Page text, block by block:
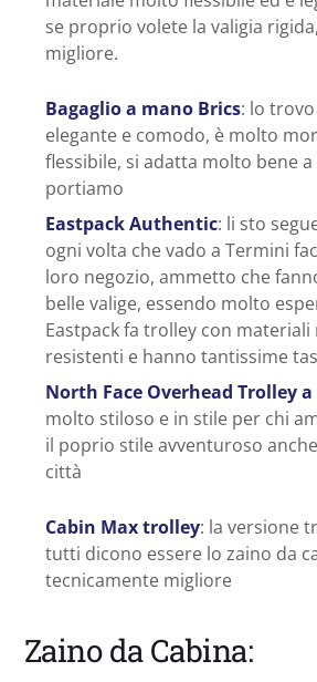
se proprio volete la valigia
migliore.
Bagaglio a mano Brics: lo
elegante e comodo, è molto
flessibile, si adatta molto bene
portiamo
Eastpack Authentic: li sto
ogni volta che vado a Termini
loro negozio, ammetto che
belle valige, essendo molto
Eastpack fa trolley con
resistenti e hanno tantissime
North Face Overhead Trolley
molto stiloso e in stile per chi
il poprio stile avventuroso
città
Cabin Max trolley: la versione
tutti dicono essere lo zaino da
tecnicamente migliore
Zaino da Cabina: